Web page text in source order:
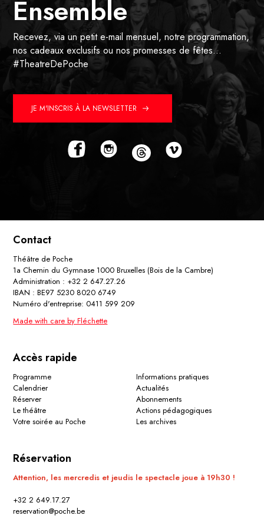
Ensemble
Recevez, via un petit e-mail mensuel, notre programmation,
nos cadeaux exclusifs ou nos promesses de fêtes…
#TheatreDePoche
JE M'INSCRIS À LA NEWSLETTER
Contact
Théâtre de Poche
1a Chemin du Gymnase 1000 Bruxelles (Bois de la Cambre)
Administration : +32 2 647.27.26
IBAN : BE97 5230 8020 6749
Numéro d'entreprise: 0411 599 209
Made with care by Fléchette
Accès rapide
Programme
Calendrier
Réserver
Le théâtre
Votre soirée au Poche
Informations pratiques
Actualités
Abonnements
Actions pédagogiques
Les archives
Réservation
Attention, les mercredis et jeudis le spectacle joue à 19h30 !
+32 2 649.17.27
reservation@poche.be